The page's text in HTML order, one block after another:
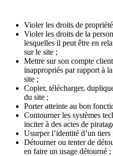
Violer les droits de
Violer les droits de la
lesquelles il peut être en
sur le site ;
Mettre sur son compte
inappropriés par rapport à
site ;
Copier, télécharger,
du site ;
Porter atteinte au bon
Contourner les systèmes
inciter à des actes de
Usurper l’identité d’un tiers
Détourner ou tenter de
en faire un usage détourné ;